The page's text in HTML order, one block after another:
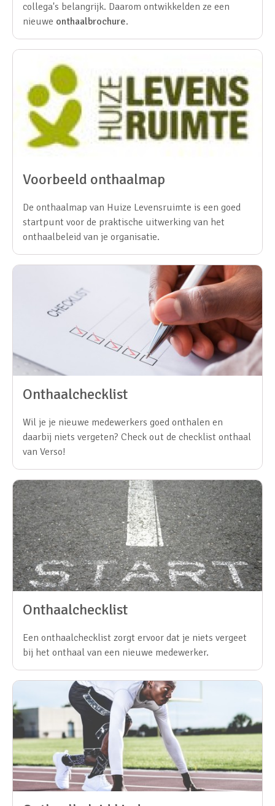
collega's belangrijk. Daarom ontwikkelden ze een
nieuwe onthaalbrochure.
Voorbeeld onthaalmap
De onthaalmap van Huize Levensruimte is een goed
startpunt voor de praktische uitwerking van het
onthaalbeleid van je organisatie.
Onthaalchecklist
Wil je je nieuwe medewerkers goed onthalen en
daarbij niets vergeten? Check out de checklist onthaal
van Verso!
Onthaalchecklist
Een onthaalchecklist zorgt ervoor dat je niets vergeet
bij het onthaal van een nieuwe medewerker.